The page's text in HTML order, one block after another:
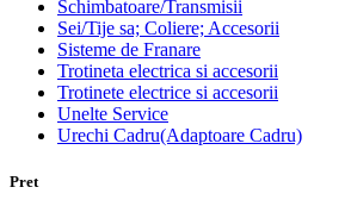
Schimbatoare/Transmisii
Sei/Tije sa; Coliere; Accesorii
Sisteme de Franare
Trotineta electrica si accesorii
Trotinete electrice si accesorii
Unelte Service
Urechi Cadru(Adaptoare Cadru)
Pret